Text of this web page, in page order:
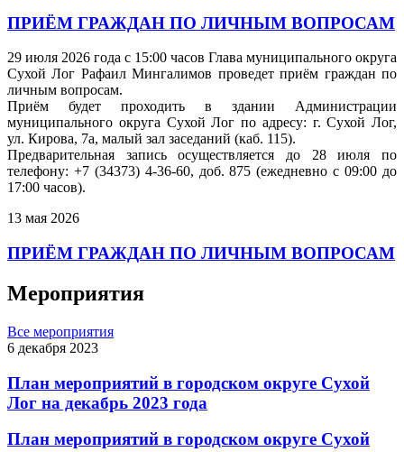
ПРИЁМ ГРАЖДАН ПО ЛИЧНЫМ ВОПРОСАМ
29 июля 2026 года с 15:00 часов Глава муниципального округа
Сухой Лог Рафаил Мингалимов проведет приём граждан по
личным вопросам.
Приём будет проходить в здании Администрации
муниципального округа Сухой Лог по адресу: г. Сухой Лог,
ул. Кирова, 7а, малый зал заседаний (каб. 115).
Предварительная запись осуществляется до 28 июля по
телефону: +7 (34373) 4-36-60, доб. 875 (ежедневно с 09:00 до
17:00 часов).
13 мая 2026
ПРИЁМ ГРАЖДАН ПО ЛИЧНЫМ ВОПРОСАМ
Мероприятия
Все мероприятия
6 декабря 2023
План мероприятий в городском округе Сухой
Лог на декабрь 2023 года
План мероприятий в городском округе Сухой